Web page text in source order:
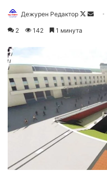
Дежурен Редактор
F
w
o
n
X
n
e
m
a
i
l
2 142 1 минута